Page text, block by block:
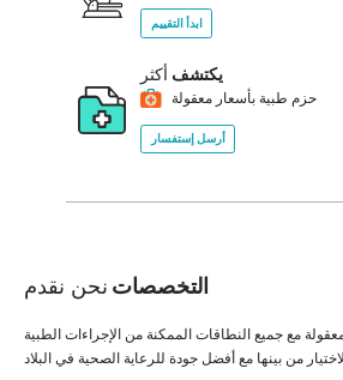
ابدأ التقييم
يكتشف أكثر
حزم طبية بأسعار معقولة
أرسل إستفسار
التخصصات نحن نقدم
مع جميع النطاقات الممكنة من الإجراءات الطبية